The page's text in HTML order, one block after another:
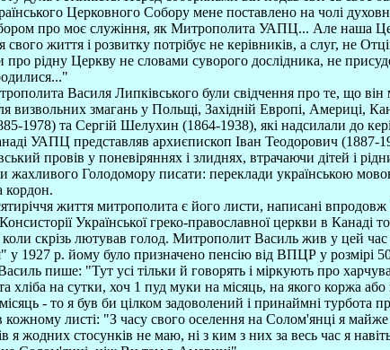
Церковного Собору мене поставлено на чолі
про моє служіння, як Митрополита УАПЦ... Але наша
життя і розвитку потрібує не керівників, а слуг, не
рідну Церкву не словами суворого дослідника, не
Василя Липківського були свідчення про те, що він
визвольних змагань у Польщі, Західній Европі,
1978) та Сергій Шелухин (1864-1938), які надсилали до
УАПЦ представляв архиєпископ Іван Теодорович (1887-
провів у поневіряннях і злиднях, втрачаючи дітей і
жахливого Голодомору писати: переклади українською
кордон.
життя митрополита є його листи, написані
Української греко-православної церкви в Канаді
скрізь лютував голод. Митрополит Василь жив у цей
у 1927 р. йому було призначено пенсію від ВПЦР у розмірі
пише: "Тут усі тільки й говорять і міркують про
хліба на сутки, хоч 1 пуд муки на місяць, на якого коржа
- то я був би цілком задоволений і принаймні турбота
листі: "З часу свого оселення на Солом'янці я
жодних стосунків не маю, ні з ким з них за весь час я